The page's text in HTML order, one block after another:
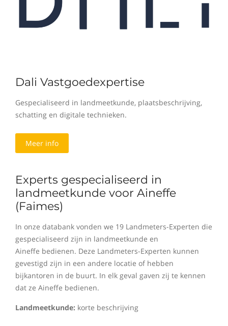
Dali Vastgoedexpertise
Gespecialiseerd in landmeetkunde, plaatsbeschrijving,
schatting en digitale technieken.
Meer info
Experts gespecialiseerd in
landmeetkunde voor Aineffe
(Faimes)
In onze databank vonden we 19 Landmeters-Experten die
gespecialiseerd zijn in landmeetkunde en
Aineffe bedienen. Deze Landmeters-Experten kunnen
gevestigd zijn in een andere locatie of hebben
bijkantoren in de buurt. In elk geval gaven zij te kennen
dat ze Aineffe bedienen.
Landmeetkunde: korte beschrijving